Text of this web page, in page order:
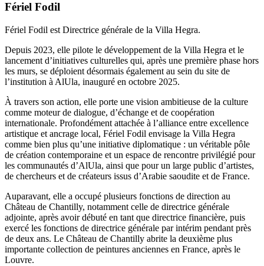
Fériel Fodil
Fériel Fodil est Directrice générale de la Villa Hegra.
Depuis 2023, elle pilote le développement de la Villa Hegra et le
lancement d’initiatives culturelles qui, après une première phase hors
les murs, se déploient désormais également au sein du site de
l’institution à AlUla, inauguré en octobre 2025.
À travers son action, elle porte une vision ambitieuse de la culture
comme moteur de dialogue, d’échange et de coopération
internationale. Profondément attachée à l’alliance entre excellence
artistique et ancrage local, Fériel Fodil envisage la Villa Hegra
comme bien plus qu’une initiative diplomatique : un véritable pôle
de création contemporaine et un espace de rencontre privilégié pour
les communautés d’AlUla, ainsi que pour un large public d’artistes,
de chercheurs et de créateurs issus d’Arabie saoudite et de France.
Auparavant, elle a occupé plusieurs fonctions de direction au
Château de Chantilly, notamment celle de directrice générale
adjointe, après avoir débuté en tant que directrice financière, puis
exercé les fonctions de directrice générale par intérim pendant près
de deux ans. Le Château de Chantilly abrite la deuxième plus
importante collection de peintures anciennes en France, après le
Louvre.